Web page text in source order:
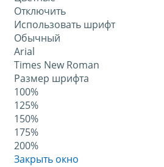
Отключить
Использовать шрифт
Обычный
Arial
Times New Roman
Размер шрифта
100%
125%
150%
175%
200%
Закрыть окно